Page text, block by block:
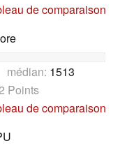
de comparaison
1513
Points
de comparaison